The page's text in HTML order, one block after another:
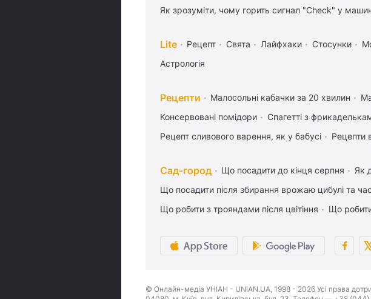
Як зрозуміти, чому горить сигнал "Check" у
Lite Рецепт Свята Лайфхаки Стосунки
Астрологія
Рецепти Малосольні кабачки за 20 хвилин
Консервовані помідори
Спагетті з
Рецепт сливового варення, як у бабусі
Рецепти
Сад-город Що посадити до кінця серпня
Як
Що посадити після збирання врожаю цибулі та
Що робити з трояндами після цвітіння
Що
© Онлайн-медіа УНІАН - UNIAN.UA, 1998 - 2026 Усі права